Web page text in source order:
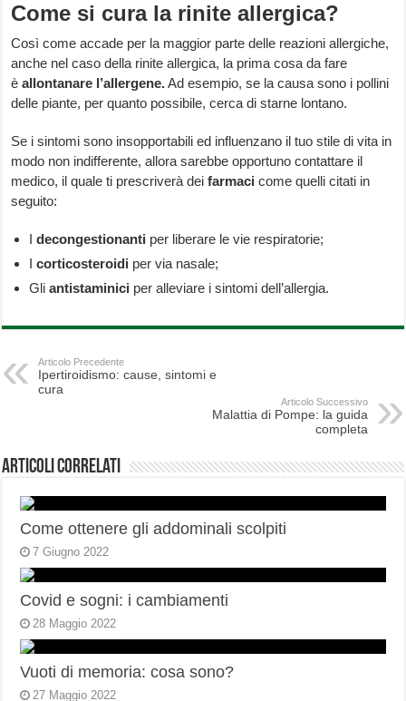
Come si cura la rinite allergica?
Così come accade per la maggior parte delle reazioni allergiche,
anche nel caso della rinite allergica, la prima cosa da fare
èallontanare l’allergene.Ad esempio, se la causa sono i pollini
delle piante, per quanto possibile, cerca di starne lontano.
Se i sintomi sono insopportabili ed influenzano il tuo stile di vita in
modo non indifferente, allora sarebbe opportuno contattare il
medico, il quale ti prescriverà deifarmaci come quelli citati in
seguito:
Idecongestionanti per liberare le vie respiratorie;
Icorticosteroidi per via nasale;
Gliantistaminici per alleviare i sintomi dell’allergia.
Articolo Precedente
Ipertiroidismo: cause, sintomi e
cura
Articolo Successivo
Malattia di Pompe: la guida
completa
Articoli correlati
Come ottenere gli addominali scolpiti
7 Giugno 2022
Covid e sogni: i cambiamenti
28 Maggio 2022
Vuoti di memoria: cosa sono?
27 Maggio 2022